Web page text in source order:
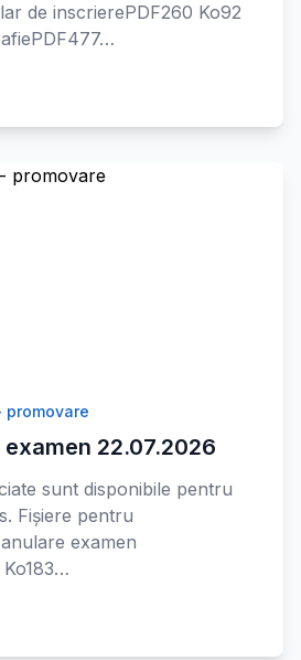
de inscrierePDF260 Ko92
22.07.2026
sunt disponibile pentru
Fișiere pentru
examen
Ko183…